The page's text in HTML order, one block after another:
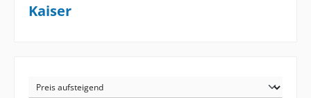
Kaiser